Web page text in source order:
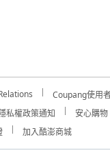
Coupang使用
私權政策通知 安心購物
加入酷澎商城